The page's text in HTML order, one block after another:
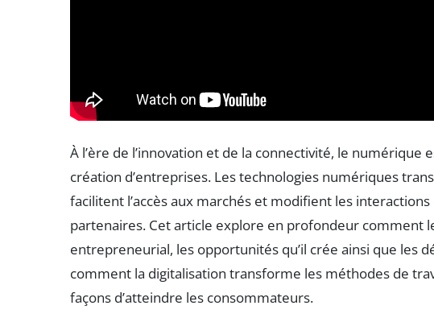
À l’ère de l’innovation et de la connectivité, le numérique
création d’entreprises. Les technologies numériques
facilitent l’accès aux marchés et modifient les
partenaires. Cet article explore en profondeur comment
entrepreneurial, les opportunités qu’il crée ainsi que les
comment la digitalisation transforme les méthodes de
façons d’atteindre les consommateurs.